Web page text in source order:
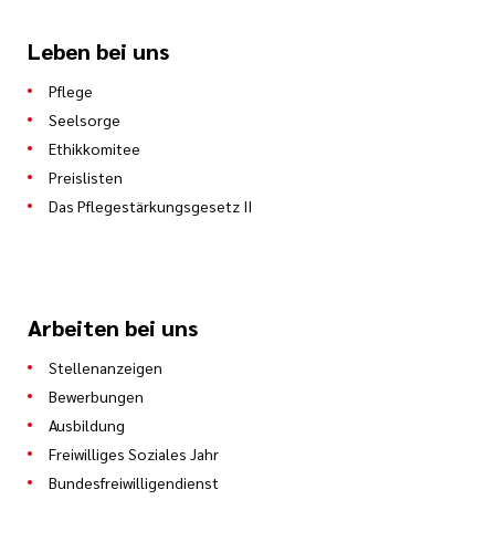
Leben bei uns
Pflege
Seelsorge
Ethikkomitee
Preislisten
Das Pflegestärkungsgesetz II
Arbeiten bei uns
Stellenanzeigen
Bewerbungen
Ausbildung
Freiwilliges Soziales Jahr
Bundesfreiwilligendienst